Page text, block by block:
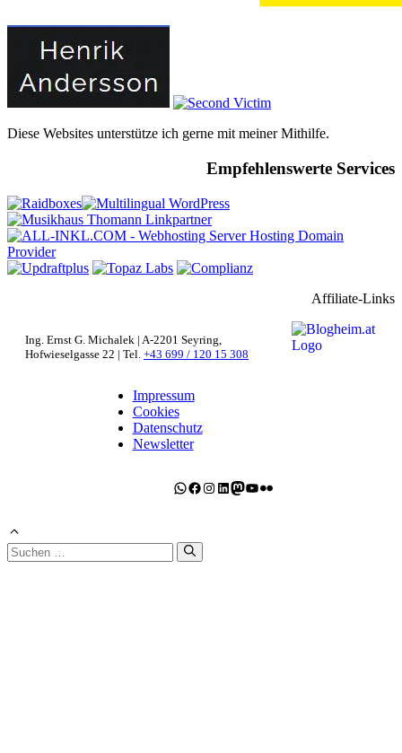
Diese Websites unterstütze ich gerne mit meiner Mithilfe.
Empfehlenswerte Services
Affiliate-Links
Ing. Ernst G. Michalek | A-2201 Seyring,
Hofwieselgasse 22 | Tel. +43 699 / 120 15 308
Impressum
Cookies
Datenschutz
Newsletter
WhatsApp
Facebook
Instagram
LinkedIn
Mastodon
YouTube
Flickr
Suchen
nach: